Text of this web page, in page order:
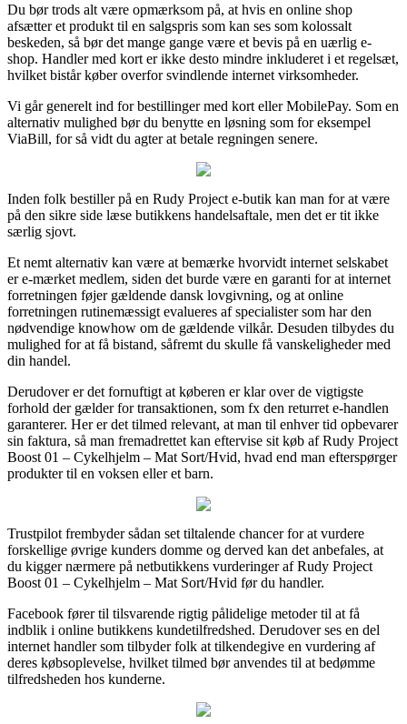
Du bør trods alt være opmærksom på, at hvis en online shop
afsætter et produkt til en salgspris som kan ses som kolossalt
beskeden, så bør det mange gange være et bevis på en uærlig e-
shop. Handler med kort er ikke desto mindre inkluderet i et regelsæt,
hvilket bistår køber overfor svindlende internet virksomheder.
Vi går generelt ind for bestillinger med kort eller MobilePay. Som en
alternativ mulighed bør du benytte en løsning som for eksempel
ViaBill, for så vidt du agter at betale regningen senere.
Inden folk bestiller på en Rudy Project e-butik kan man for at være
på den sikre side læse butikkens handelsaftale, men det er tit ikke
særlig sjovt.
Et nemt alternativ kan være at bemærke hvorvidt internet selskabet
er e-mærket medlem, siden det burde være en garanti for at internet
forretningen føjer gældende dansk lovgivning, og at online
forretningen rutinemæssigt evalueres af specialister som har den
nødvendige knowhow om de gældende vilkår. Desuden tilbydes du
mulighed for at få bistand, såfremt du skulle få vanskeligheder med
din handel.
Derudover er det fornuftigt at køberen er klar over de vigtigste
forhold der gælder for transaktionen, som fx den returret e-handlen
garanterer. Her er det tilmed relevant, at man til enhver tid opbevarer
sin faktura, så man fremadrettet kan eftervise sit køb af Rudy Project
Boost 01 – Cykelhjelm – Mat Sort/Hvid, hvad end man efterspørger
produkter til en voksen eller et barn.
Trustpilot frembyder sådan set tiltalende chancer for at vurdere
forskellige øvrige kunders domme og derved kan det anbefales, at
du kigger nærmere på netbutikkens vurderinger af Rudy Project
Boost 01 – Cykelhjelm – Mat Sort/Hvid før du handler.
Facebook fører til tilsvarende rigtig pålidelige metoder til at få
indblik i online butikkens kundetilfredshed. Derudover ses en del
internet handler som tilbyder folk at tilkendegive en vurdering af
deres købsoplevelse, hvilket tilmed bør anvendes til at bedømme
tilfredsheden hos kunderne.